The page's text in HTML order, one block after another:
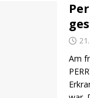
Am